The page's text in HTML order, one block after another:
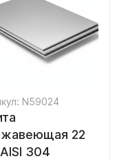
N59024
22
304